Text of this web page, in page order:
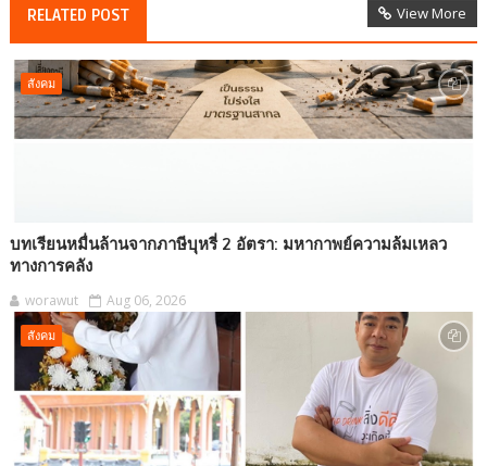
RELATED POST View More
สังคม
บทเรียนหมื่นล้านจากภาษีบุหรี่ 2 อัตรา: มหากาพย์ความล้มเหลว
ทางการคลัง
worawut Aug 06, 2026
สังคม